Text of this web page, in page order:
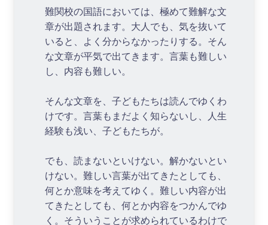
難関校の国語においては、極めて難解な文
章が出題されます。大人でも、気を抜いて
いると、よく分からなかったりする。そん
な文章が平気で出てきます。言葉も難しい
し、内容も難しい。
そんな文章を、子どもたちは読んでゆくわ
けです。言葉もまだよく知らないし、人生
経験も浅い、子どもたちが。
でも、読まないといけない。解かないとい
けない。難しい言葉が出てきたとしても、
何とか意味を考えてゆく。難しい内容が出
てきたとしても、何とか内容をつかんでゆ
く。そういうことが求められているわけで